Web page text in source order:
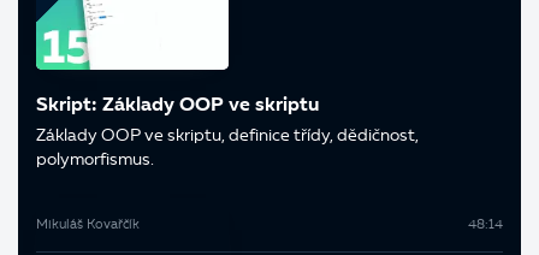
Skript: Základy OOP ve skriptu
Základy OOP ve skriptu, definice třídy, dědičnost,
polymorfismus.
Mikuláš Kovařčík 48:14